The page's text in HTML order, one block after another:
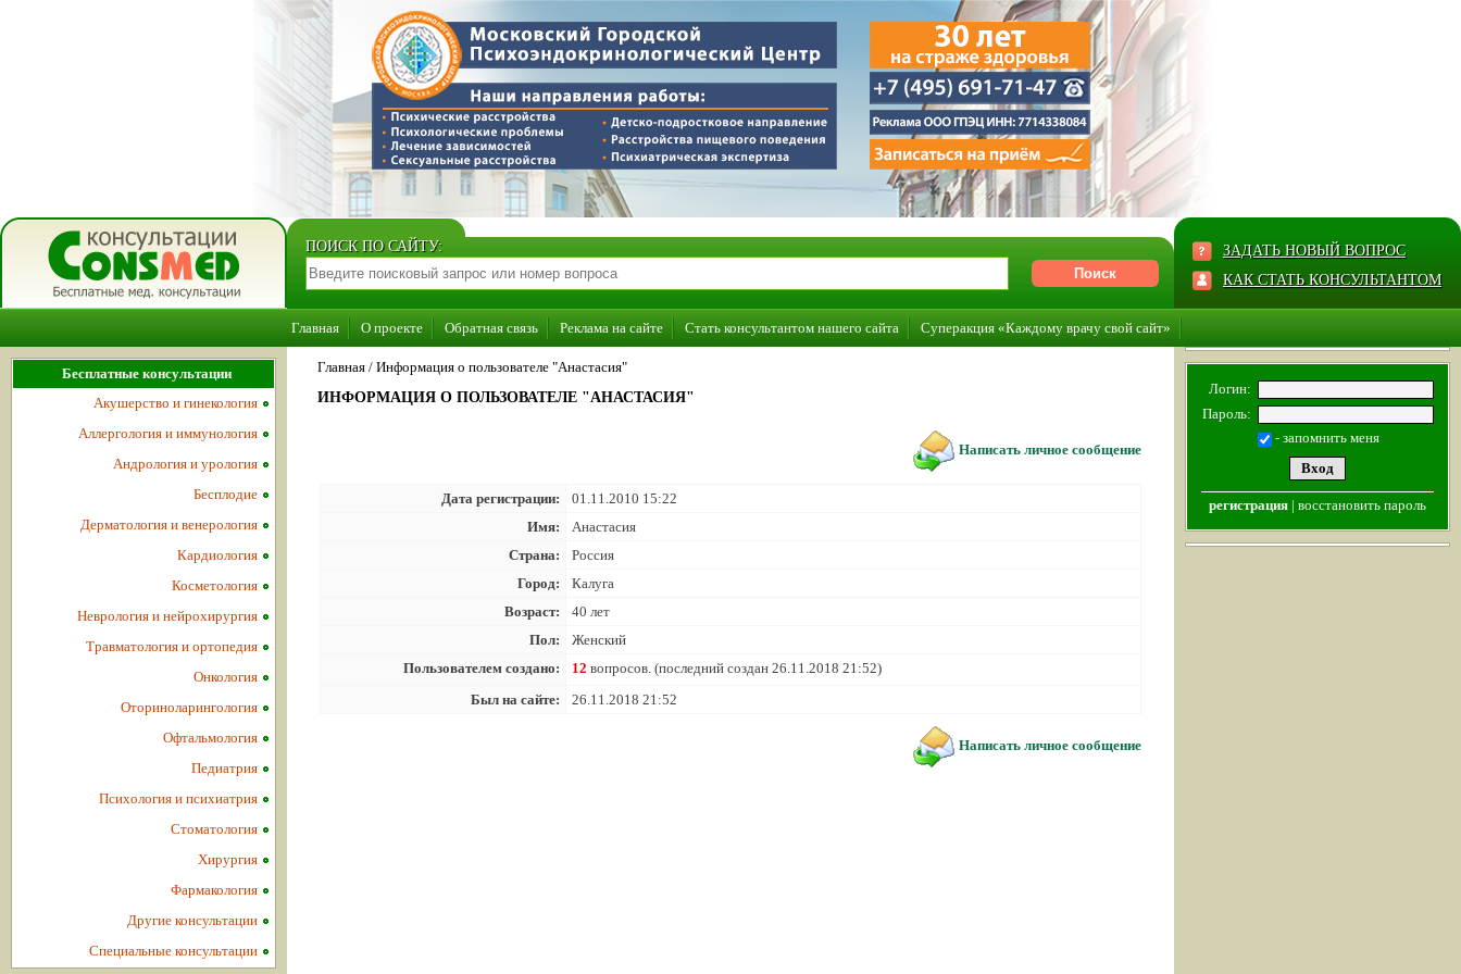
ПОИСК ПО САЙТУ:
ЗАДАТЬ НОВЫЙ ВОПРОС
КАК СТАТЬ КОНСУЛЬТАНТОМ
Главная О проекте Обратная связь Реклама на сайте Стать консультантом нашего сайта Суперакция «Каждому врачу свой сайт»
Главная / Информация о пользователе "Анастасия"
ИНФОРМАЦИЯ О ПОЛЬЗОВАТЕЛЕ "АНАСТАСИЯ"
Написать личное сообщение
Дата регистрации:
01.11.2010 15:22
Имя:
Анастасия
Страна:
Россия
Город:
Калуга
Возраст:
40 лет
Пол:
Женский
Пользователем создано:
12 вопросов. (последний создан 26.11.2018 21:52)
Был на сайте:
26.11.2018 21:52
Написать личное сообщение
Бесплатные консультации
Акушерство и гинекология
Аллергология и иммунология
Андрология и урология
Бесплодие
Дерматология и венерология
Кардиология
Косметология
Неврология и нейрохирургия
Травматология и ортопедия
Онкология
Оториноларингология
Офтальмология
Педиатрия
Психология и психиатрия
Стоматология
Хирургия
Фармакология
Другие консультации
Специальные консультации
Логин:
Пароль:
- запомнить меня
регистрация | восстановить пароль